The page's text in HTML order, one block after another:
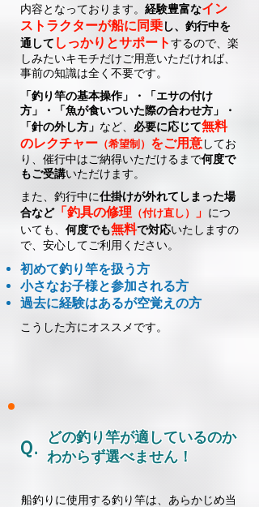
内容となっております。 経験豊富なイン
ストラクターが船に同乗し、釣行中を
通して しっかりとサポートするので、楽
しみたいキモチだけご用意いただければ、
事前の知識は全く不要です。
「釣り竿の基本操作」・「エサの付け
方」・「魚が食いついた際の合わせ方」・
「針の外し方」 など、 必要に応じて無料
のレクチャー （希望制） をご用意してお
り、催行中はご納得いただけるまで何度で
もご受講いただけます。
また、釣行中に仕掛けが外れてしまった場
合など「釣具の修理 （付け直し） 」 につ
いても、 何度でも無料で対応いたしますの
で、安心してご利用ください。
初めて釣り竿を扱う方
​小さなお子様と参加される方
過去に経験はあるが空覚えの方
こうした方にオススメです。
Ｑ.
どの釣り竿が適しているのか
わからず選べません！
船釣りに使用する釣り竿は、あらかじめ当